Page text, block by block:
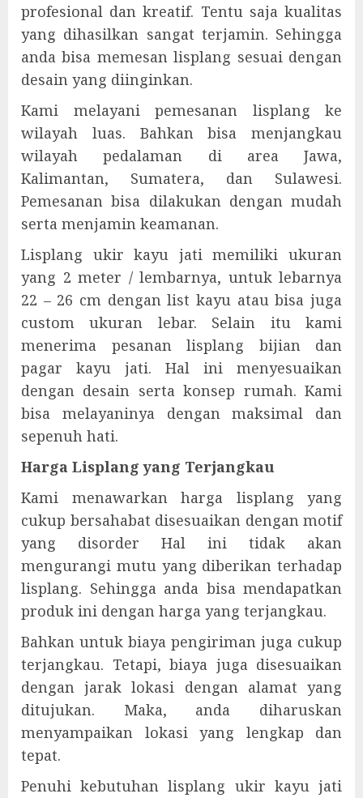
profesional dan kreatif. Tentu saja kualitas
yang dihasilkan sangat terjamin. Sehingga
anda bisa memesan lisplang sesuai dengan
desain yang diinginkan.
Kami melayani pemesanan lisplang ke
wilayah luas. Bahkan bisa menjangkau
wilayah pedalaman di area Jawa,
Kalimantan, Sumatera, dan Sulawesi.
Pemesanan bisa dilakukan dengan mudah
serta menjamin keamanan.
Lisplang ukir kayu jati memiliki ukuran
yang 2 meter / lembarnya, untuk lebarnya
22 – 26 cm dengan list kayu atau bisa juga
custom ukuran lebar. Selain itu kami
menerima pesanan lisplang bijian dan
pagar kayu jati. Hal ini menyesuaikan
dengan desain serta konsep rumah. Kami
bisa melayaninya dengan maksimal dan
sepenuh hati.
Harga Lisplang yang Terjangkau
Kami menawarkan harga lisplang yang
cukup bersahabat disesuaikan dengan motif
yang disorder Hal ini tidak akan
mengurangi mutu yang diberikan terhadap
lisplang. Sehingga anda bisa mendapatkan
produk ini dengan harga yang terjangkau.
Bahkan untuk biaya pengiriman juga cukup
terjangkau. Tetapi, biaya juga disesuaikan
dengan jarak lokasi dengan alamat yang
ditujukan. Maka, anda diharuskan
menyampaikan lokasi yang lengkap dan
tepat.
Penuhi kebutuhan lisplang ukir kayu jati